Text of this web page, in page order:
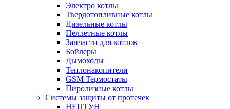
Электро котлы
Твердотопливные котлы
Дизельные котлы
Пеллетные котлы
Запчасти для котлов
Бойлеры
Дымоходы
Теплонакопители
GSM Термостаты
Пиролизные котлы
Системы защиты от протечек
НЕПТУН